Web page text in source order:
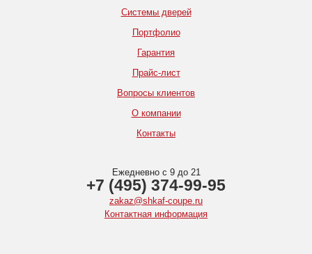
Системы дверей
Портфолио
Гарантия
Прайс-лист
Вопросы клиентов
О компании
Контакты
Ежедневно с 9 до 21
+7 (495) 374-99-95
zakaz@shkaf-coupe.ru
Контактная информация